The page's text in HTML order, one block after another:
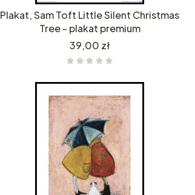
Plakat, Sam Toft Little Silent Christmas
Tree - plakat premium
Cena
39,00 zł